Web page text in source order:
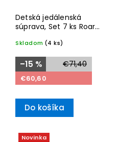
Detská jedálenská
súprava, Set 7 ks Roar
Boch
Skladom (4 ks)
€71,40
–15 %
€60,60
Do košíka
Novinka